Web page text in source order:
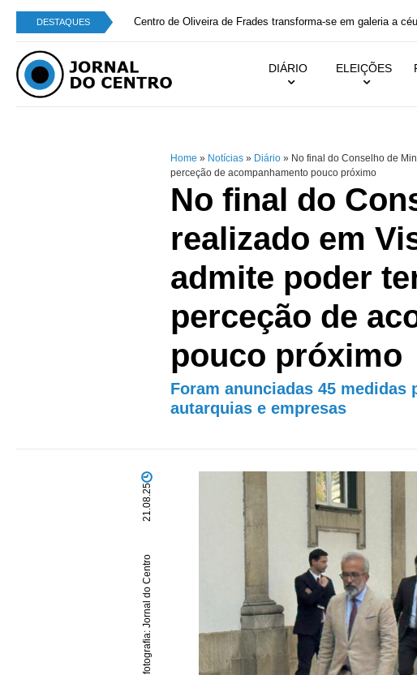
DESTAQUES Centro de Oliveira de Frades transforma-se em galeria a
DIÁRIO ELEIÇÕES
Home » Notícias » Diário » No final do Conselho de
perceção de acompanhamento pouco próximo
No final do
realizado em
admite poder
perceção de
pouco próximo
Foram anunciadas 45
autarquias e empresas
21.08.25
fotografia: Jornal do Centro